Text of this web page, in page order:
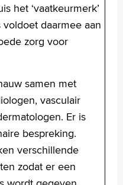
het ‘vaatkeurmerk’
daarmee aan
zorg voor
samen met
vasculair
Er is
bespreking.
verschillende
zodat er een